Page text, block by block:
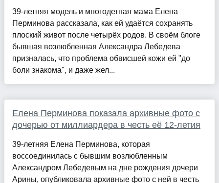
39-летняя модель и многодетная мама Елена
Перминова рассказала, как ей удаётся сохранять
плоский живот после четырёх родов. В своём блоге
бывшая возлюбленная Александра Лебедева
призналась, что проблема обвисшей кожи ей "до
боли знакома", и даже жел...
Елена Перминова показала архивные фото с
дочерью от миллиардера в честь её 12-летия
39-летняя Елена Перминова, которая
воссоединилась с бывшим возлюбленным
Александром Лебедевым на дне рождения дочери
Арины, опубликовала архивные фото с ней в честь